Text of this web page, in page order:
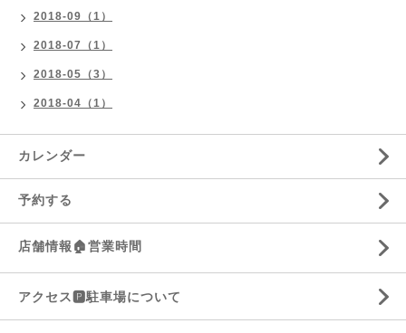
2018-09（1）
2018-07（1）
2018-05（3）
2018-04（1）
カレンダー
予約する
店舗情報🏠営業時間
アクセス🅿️駐車場について